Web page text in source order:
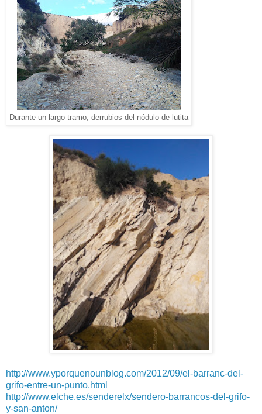
Durante un largo tramo, derrubios del nódulo de lutita
http://www.yporquenounblog.com/2012/09/el-barranc-del-
grifo-entre-un-punto.html
http://www.elche.es/senderelx/sendero-barrancos-del-grifo-
y-san-anton/